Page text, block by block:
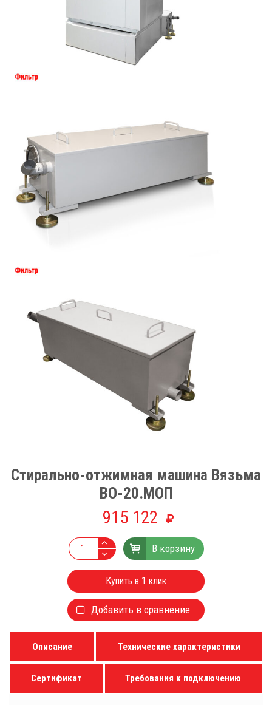
Стирально-отжимная машина Вязьма
ВО-20.МОП
915 122
В корзину
Купить в 1 клик
Добавить в сравнение
Описание Технические характеристики
Сертификат Требования к подключению